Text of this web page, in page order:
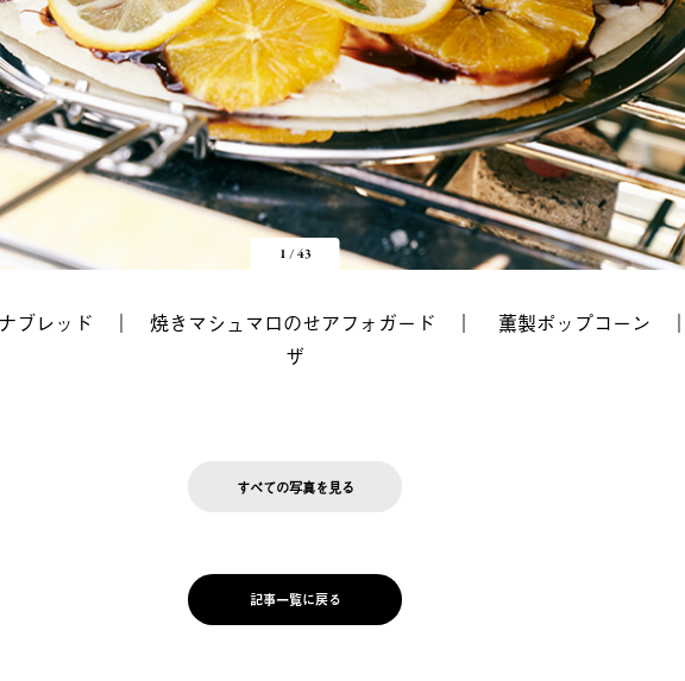
1/43
ブレッド ｜ 焼きマシュマロのせアフォガード ｜ 薫製ポップコーン
ザ
すべての写真を見る
記事一覧に戻る